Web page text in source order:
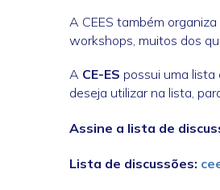
A CEES também organiza
workshops, muitos dos
A CE-ES possui uma
deseja utilizar na lista,
Assine a lista de
Lista de discussões: